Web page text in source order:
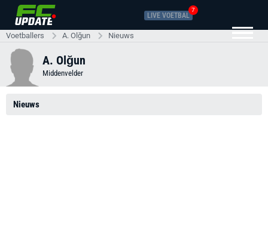
LIVE VOETBAL
7
Voetballers A. Olğun Nieuws
A. Olğun
Middenvelder
Nieuws